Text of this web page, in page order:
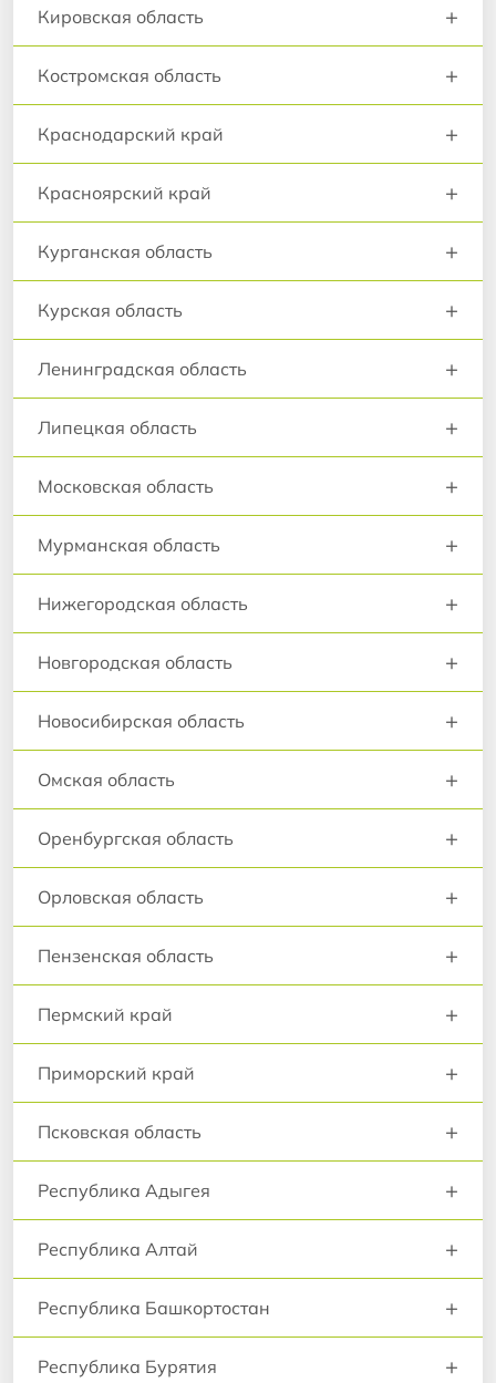
Кировская область +
Костромская область +
Краснодарский край +
Красноярский край +
Курганская область +
Курская область +
Ленинградская область +
Липецкая область +
Московская область +
Мурманская область +
Нижегородская область +
Новгородская область +
Новосибирская область +
Омская область +
Оренбургская область +
Орловская область +
Пензенская область +
Пермский край +
Приморский край +
Псковская область +
Республика Адыгея +
Республика Алтай +
Республика Башкортостан +
Республика Бурятия +